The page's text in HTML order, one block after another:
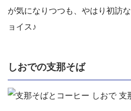
が気になりつつも、やはり初訪
ョイス♪
しおでの支那そば